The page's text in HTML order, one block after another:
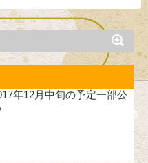
年12月中旬の予定一部公